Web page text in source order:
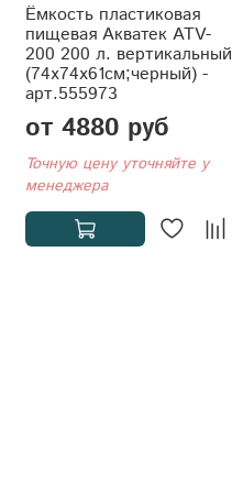
Ёмкость пластиковая
пищевая Акватек ATV-
200 200 л. вертикальный
(74x74x61см;черный) -
арт.555973
от 4880 руб
Точную цену уточняйте у
менеджера